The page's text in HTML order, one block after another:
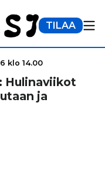
TILAA
klo 14.00
Huli­na­vii­kot
ja